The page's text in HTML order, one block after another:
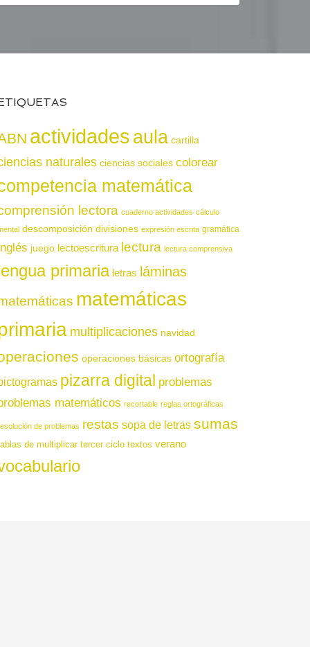
actividadesaula cartilla
naturales ciencias sociales colorear
matemática
lectora cuaderno actividades cálculo
descomposición divisiones expresión escrita gramática
juego lectoescritura lectura lectura comprensiva
primaria letras láminas
matemáticas
multiplicaciones navidad
operaciones básicas ortografía
pizarra digital problemas
matemáticos recortable reglas ortográficas
de problemas restas sopa de letras sumas
de multiplicar tercer ciclo textos verano